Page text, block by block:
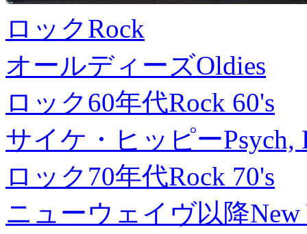
ロックRock
オールディーズOldies
ロック60年代Rock 60's
サイケ・ヒッピーPsych,
ロック70年代Rock 70's
ニューウェイヴ以降New